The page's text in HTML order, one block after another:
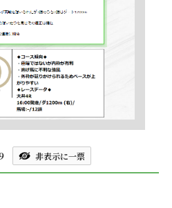
非表示に一票